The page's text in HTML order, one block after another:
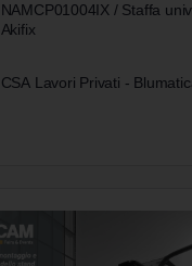
NAMCP01004IX / Staffa
Akifix
CSA Lavori Privati -